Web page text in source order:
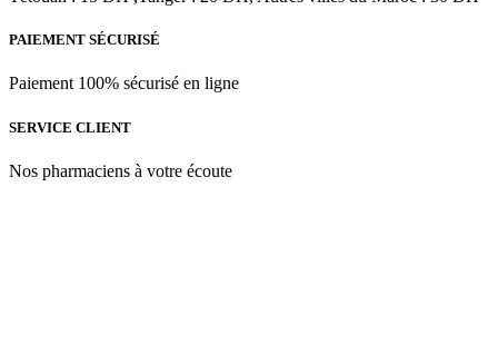
|
ml
PAIEMENT SÉCURISÉ
Paiement 100% sécurisé en ligne
SERVICE CLIENT
Nos pharmaciens à votre écoute